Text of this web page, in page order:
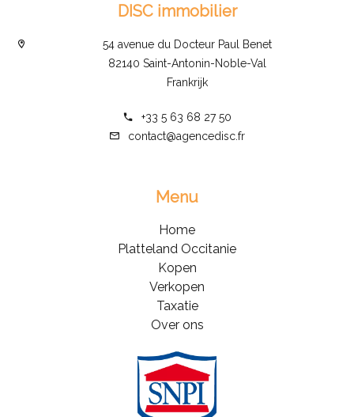
DISC immobilier
54 avenue du Docteur Paul Benet
82140 Saint-Antonin-Noble-Val
Frankrijk
+33 5 63 68 27 50
contact@agencedisc.fr
Menu
Home
Platteland Occitanie
Kopen
Verkopen
Taxatie
Over ons